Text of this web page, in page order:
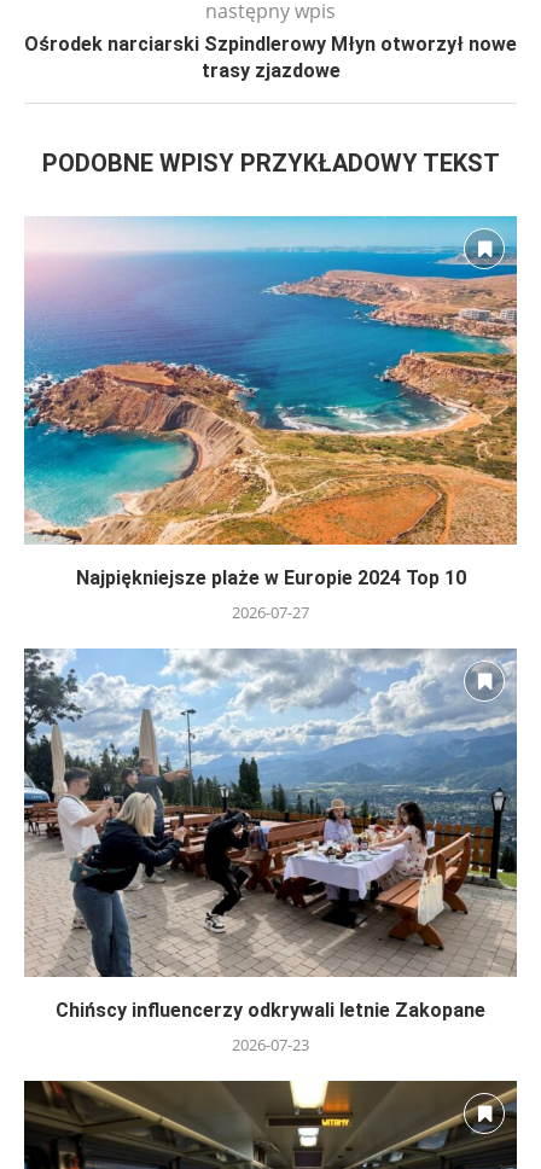
następny wpis
Ośrodek narciarski Szpindlerowy Młyn otworzył nowe
trasy zjazdowe
PODOBNE WPISY PRZYKŁADOWY TEKST
Najpiękniejsze plaże w Europie 2024 Top 10
2026-07-27
Chińscy influencerzy odkrywali letnie Zakopane
2026-07-23